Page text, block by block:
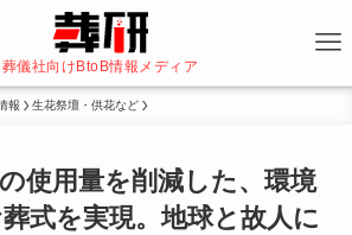
葬儀社向けBtoB情報メディア
報 生花祭壇・供花など
使用量を削減した、環境
式を実現。地球と故人に